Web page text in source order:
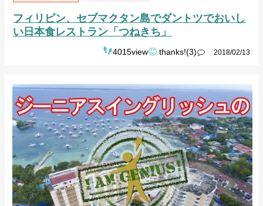
フィリピン、セブマクタン島でダントツでおいし
い日本食レストラン「つねきち」
4015view thanks!(3) 2018/02/13